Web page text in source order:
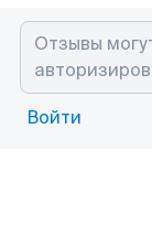
Войти